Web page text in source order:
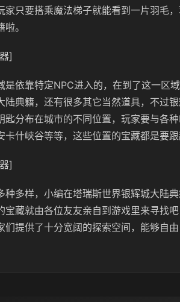
家只要搭乘魔法梯子就能看到一片羽毛
。
]
是依靠特定NPC进入的，在到了这一区
陆典籍，还有很多其它当然道具，不过
匙分布在城市的不同位置，玩家要与各
卡什峡谷等等，这些位置的宝藏都是要跟
]
种多样，小编在塔瑞斯世界银辉城大陆
宝藏就由各位友友亲自到游戏里来寻找
们提供了十分宽阔的探索空间，能够自由